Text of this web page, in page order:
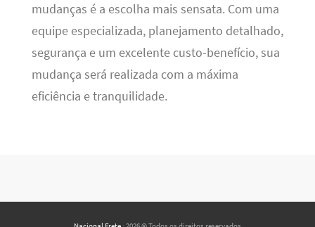
mudanças é a escolha mais sensata. Com uma
equipe especializada, planejamento detalhado,
segurança e um excelente custo-benefício, sua
mudança será realizada com a máxima
eficiência e tranquilidade.